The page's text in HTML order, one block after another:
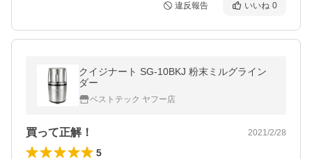
違反報告 いいね 0
クイジナート SG-10BKJ 粉末ミルグライン
ダー
ベストテック ヤフー店
買って正解！ 2021/2/28
5